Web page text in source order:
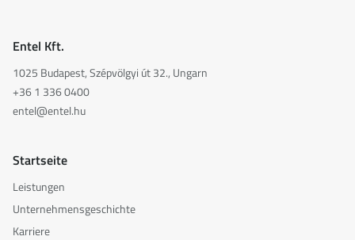
Entel Kft.
1025 Budapest, Szépvölgyi út 32., Ungarn
+36 1 336 0400
entel@entel.hu
Startseite
Leistungen
Unternehmensgeschichte
Karriere